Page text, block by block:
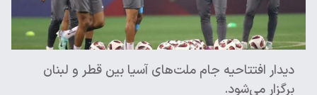
دیدار افتتاحیه جام ملت‌های آسیا بین قطر و لبنان
برگزار می‌شود.